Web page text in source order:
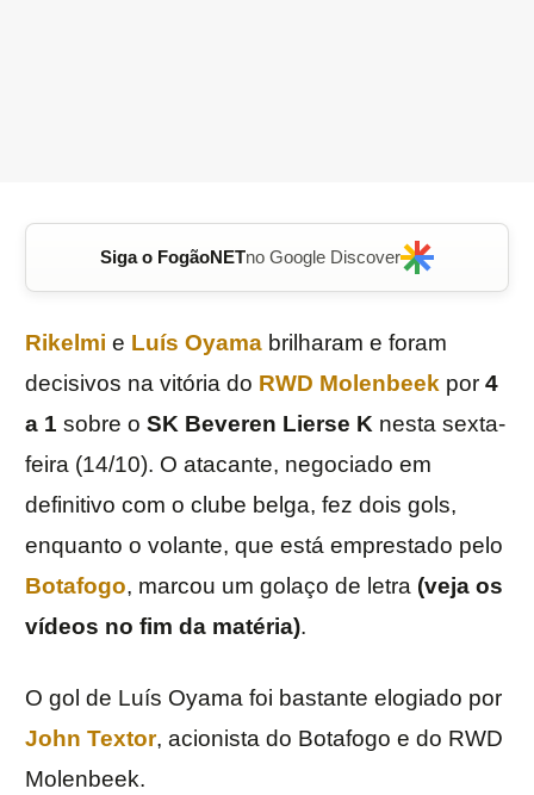
Siga o FogãoNETno Google Discover
Rikelmi e Luís Oyama brilharam e foram
decisivos na vitória do RWD Molenbeek por 4
a 1 sobre o SK Beveren Lierse K nesta sexta-
feira (14/10). O atacante, negociado em
definitivo com o clube belga, fez dois gols,
enquanto o volante, que está emprestado pelo
Botafogo, marcou um golaço de letra (veja os
vídeos no fim da matéria).
O gol de Luís Oyama foi bastante elogiado por
John Textor, acionista do Botafogo e do RWD
Molenbeek.